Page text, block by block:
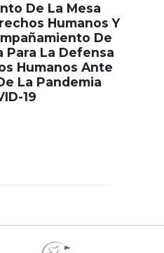
De La Mesa
Humanos Y
De
Para La Defensa
Humanos Ante
La Pandemia
19